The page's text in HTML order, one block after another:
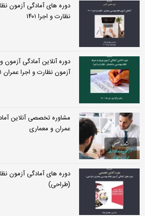
دوره های آمادگی آزمون
نظارت و اجرا ۱۴۰۱
دوره آنلاین آمادگی
آزمون نظارت و اجرا عمران ۱۴۰۱
مشاوره تخصصی آنلاین
عمران و معماری
دوره های آمادگی آزمون
(طراحی)